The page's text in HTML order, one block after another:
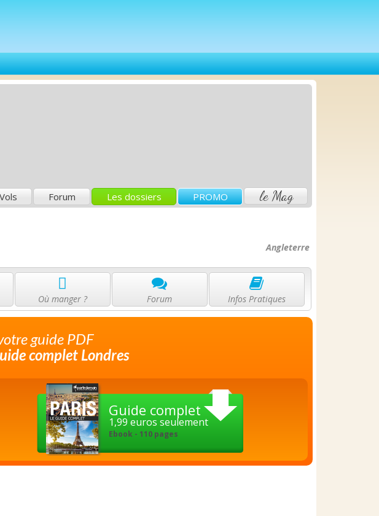
Vols Forum Les dossiers PROMO le Mag
Angleterre
Où manger ? Forum Infos Pratiques
guide PDF
complet Londres
Guide complet
1,99 euros seulement
Ebook - 110 pages